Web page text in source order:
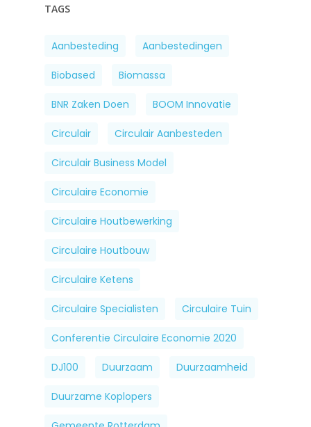
TAGS
Aanbesteding Aanbestedingen
Biobased Biomassa
BNR Zaken Doen BOOM Innovatie
Circulair Circulair Aanbesteden
Circulair Business Model
Circulaire Economie
Circulaire Houtbewerking
Circulaire Houtbouw
Circulaire Ketens
Circulaire Specialisten Circulaire Tuin
Conferentie Circulaire Economie 2020
DJ100 Duurzaam Duurzaamheid
Duurzame Koplopers